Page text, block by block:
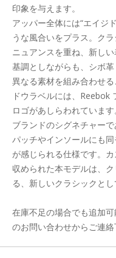
印象を与えます。
アッパー全体には“エイジ
うな風合いをプラス。ク
ニュアンスを重ね、新し
基調としながらも、シボ
異なる素材を組み合わせ
ドウラベルには、Reebok
ロゴがあしらわれていま
ブランドのシグネチャー
パッチやインソールにも
が感じられる仕様です。
収められた本モデルは、
る、新しいクラシックとし
在庫不足の場合でも追加
のお問い合わせからご連絡